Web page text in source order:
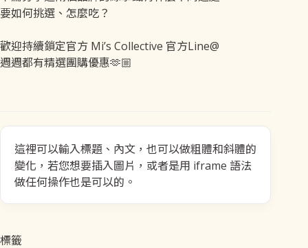
要如何挑選、怎麼吃？
歡迎持續鎖定官方 Mi’s Collective 官方Line@
週週都有精選團購優惠🫶🏼
這裡可以輸入標題、內文，也可以做粗體和斜體的
變化，若您想要插入圖片，或者是用 iframe 語法
做任何操作也是可以的。
標籤